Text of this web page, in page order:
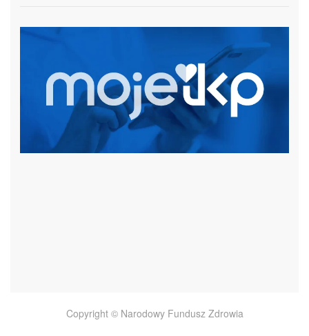
czytaj więcej
Copyright © Narodowy Fundusz Zdrowia